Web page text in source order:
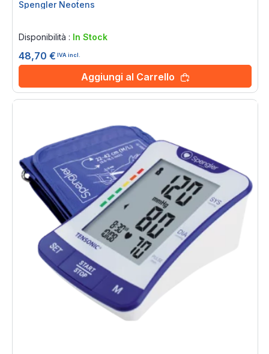
Spengler Neotens
Disponibilità : In Stock
48,70 € IVA incl.
Aggiungi al Carrello